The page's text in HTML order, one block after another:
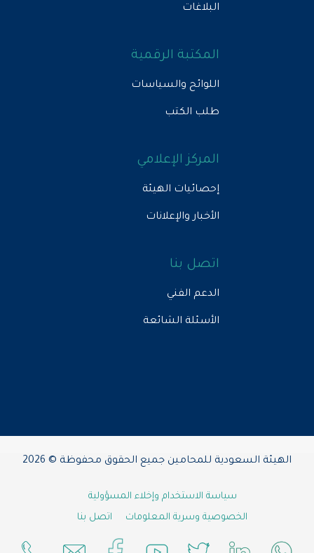
البلاغات
المكتبة الرقمية
اللوائح والسياسات
طلب الكتب
المركز الإعلامي
إحصائيات الهيئة
الأخبار والإعلانات
اتصل بنا
الدعم الفني
الأسئلة الشائعة
الهيئة السعودية للمحامين جميع الحقوق محفوظة © 2026
سياسة الاستخدام وإخلاء المسؤولية
الخصوصية وسرية المعلومات
اتصل بنا